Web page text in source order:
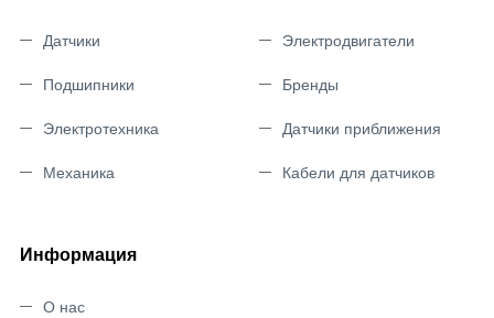
Датчики
Подшипники
Электротехника
Механика
Электродвигатели
Бренды
Датчики приближения
Кабели для датчиков
Информация
О нас